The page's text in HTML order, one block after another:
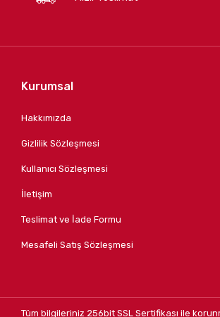
Kurumsal
Hakkımızda
Gizlilik Sözleşmesi
Kullanıcı Sözleşmesi
İletişim
Teslimat ve İade Formu
Mesafeli Satış Sözleşmesi
Tüm bilgileriniz 256bit SSL Sertifikası ile